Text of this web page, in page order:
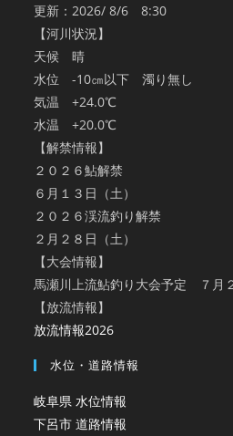
更新：2026/ 8/6 8:30
【河川状況】
天候 晴
水位 -10㎝以下 濁り無し
気温 +24.0℃
水温 +20.0℃
【解禁情報】
２０２６鮎解禁
６月１３日（土）
２０２６渓流釣り解禁
２月２８日（土）
【大会情報】
馬瀬川上流鮎釣り大会予定 ７月
【放流情報】
放流情報2026
水位・道路情報
岐阜県 水位情報
下呂市 道路情報